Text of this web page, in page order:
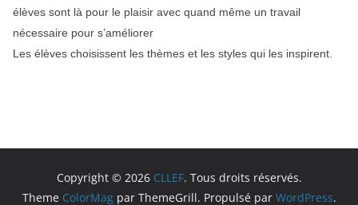
élèves sont là pour le plaisir avec quand même un travail
nécessaire pour s’améliorer
Les élèves choisissent les thèmes et les styles qui les inspirent.
Copyright © 2026 CLLEF. Tous droits réservés.
Theme ColorMagpar ThemeGrill. Propulsé par WordPress.